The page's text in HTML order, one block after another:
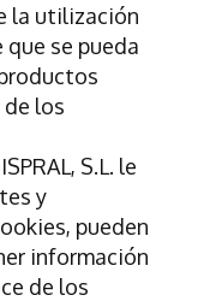
la utilización
se pueda
los
S.L. le
y
pueden
información
de los